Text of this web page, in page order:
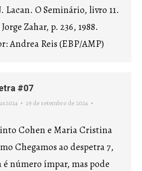
Lacan. O Seminário, livro 11.
Zahar, p. 236, 1988.
Andrea Reis (EBP/AMP)
#07
29 de setembro de 2024
Cohen e Maria Cristina
Chegamos ao despetra 7,
número ímpar, mas pode